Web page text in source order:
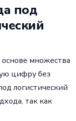
под
множества
цифру без
логистический
так как